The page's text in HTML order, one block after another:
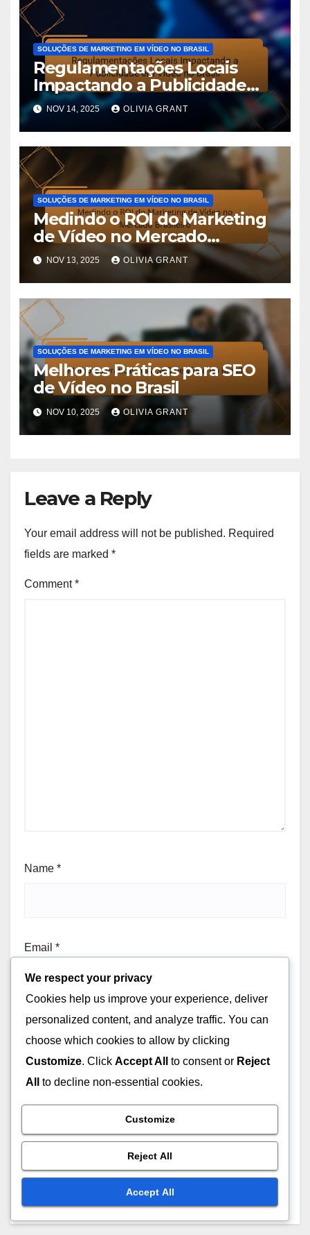
SOLUÇÕES DE MARKETING EM VÍDEO NO BRASIL
Regulamentações Locais
Impactando a Publicidade
em Vídeo no Brasil
NOV 14, 2025 OLIVIA GRANT
SOLUÇÕES DE MARKETING EM VÍDEO NO BRASIL
Medindo o ROI do Marketing
de Vídeo no Mercado
Brasileiro
NOV 13, 2025 OLIVIA GRANT
SOLUÇÕES DE MARKETING EM VÍDEO NO BRASIL
Melhores Práticas para SEO
de Vídeo no Brasil
NOV 10, 2025 OLIVIA GRANT
Leave a Reply
Your email address will not be published. Required
fields are marked *
Comment*
Name *
Email *
Website
We respect your privacy
Cookies help us improve your experience, deliver
personalized content, and analyze traffic. You can
choose which cookies to allow by clicking
Customize. Click Accept All to consent or Reject
All
to decline non-essential cookies.
Customize
Reject All
Accept All